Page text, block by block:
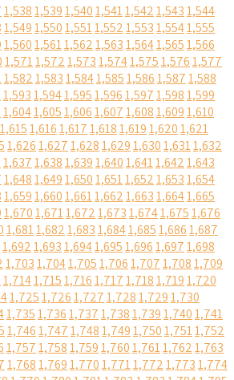
1,5381,5391,5401,5411,5421,5431,544
1,5491,5501,5511,5521,5531,5541,555
1,5601,5611,5621,5631,5641,5651,566
1,5711,5721,5731,5741,5751,5761,577
1,5821,5831,5841,5851,5861,5871,588
1,5931,5941,5951,5961,5971,5981,599
1,6041,6051,6061,6071,6081,6091,610
1,6151,6161,6171,6181,6191,6201,621
1,6261,6271,6281,6291,6301,6311,632
1,6371,6381,6391,6401,6411,6421,643
1,6481,6491,6501,6511,6521,6531,654
1,6591,6601,6611,6621,6631,6641,665
1,6701,6711,6721,6731,6741,6751,676
1,6811,6821,6831,6841,6851,6861,687
1,6921,6931,6941,6951,6961,6971,698
1,7031,7041,7051,7061,7071,7081,709
1,7141,7151,7161,7171,7181,7191,720
1,7251,7261,7271,7281,7291,730
1,7351,7361,7371,7381,7391,7401,741
1,7461,7471,7481,7491,7501,7511,752
1,7571,7581,7591,7601,7611,7621,763
1,7681,7691,7701,7711,7721,7731,774